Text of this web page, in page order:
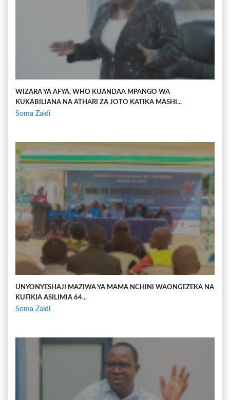
WIZARA YA AFYA, WHO KUANDAA MPANGO WA
KUKABILIANA NA ATHARI ZA JOTO KATIKA MASHI...
Soma Zaidi
UNYONYESHAJI MAZIWA YA MAMA NCHINI WAONGEZEKA NA
KUFIKIA ASILIMIA 64...
Soma Zaidi